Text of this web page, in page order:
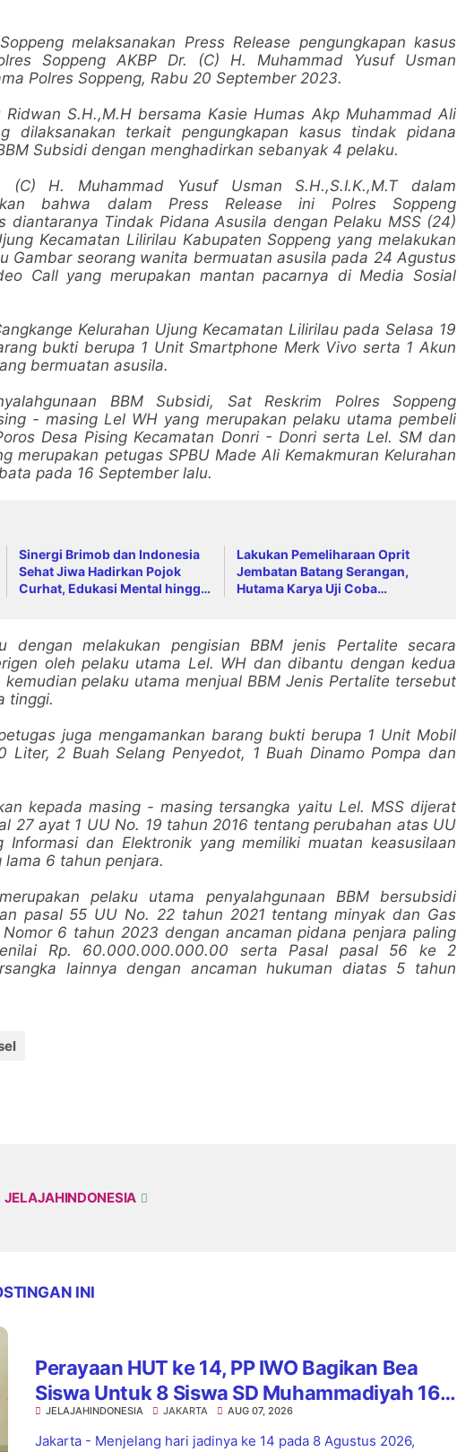
melaksanakan Press Release pengungkapan kasus
Soppeng AKBP Dr. (C) H. Muhammad Yusuf Usman
Polres Soppeng, Rabu 20 September 2023.
S.H.,M.H bersama Kasie Humas Akp Muhammad Ali
dilaksanakan terkait pengungkapan kasus tindak pidana
Subsidi dengan menghadirkan sebanyak 4 pelaku.
(C) H. Muhammad Yusuf Usman S.H.,S.I.K.,M.T dalam
bahwa dalam Press Release ini Polres Soppeng
diantaranya Tindak Pidana Asusila dengan Pelaku MSS (24)
Kecamatan Lilirilau Kabupaten Soppeng yang melakukan
Gambar seorang wanita bermuatan asusila pada 24 Agustus
Call yang merupakan mantan pacarnya di Media Sosial
Kelurahan Ujung Kecamatan Lilirilau pada Selasa 19
bukti berupa 1 Unit Smartphone Merk Vivo serta 1 Akun
bermuatan asusila.
BBM Subsidi, Sat Reskrim Polres Soppeng
- masing Lel WH yang merupakan pelaku utama pembeli
Desa Pising Kecamatan Donri - Donri serta Lel. SM dan
merupakan petugas SPBU Made Ali Kemakmuran Kelurahan
pada 16 September lalu.
Sinergi Brimob dan Indonesia
Sehat Jiwa Hadirkan Pojok
Curhat, Edukasi Mental hingga
Lakukan Pemeliharaan Oprit
Jembatan Batang Serangan,
Hutama Karya Uji Coba
dengan melakukan pengisian BBM jenis Pertalite secara
oleh pelaku utama Lel. WH dan dibantu dengan kedua
pelaku utama menjual BBM Jenis Pertalite tersebut
tinggi.
juga mengamankan barang bukti berupa 1 Unit Mobil
Liter, 2 Buah Selang Penyedot, 1 Buah Dinamo Pompa dan
kepada masing - masing tersangka yaitu Lel. MSS dijerat
27 ayat 1 UU No. 19 tahun 2016 tentang perubahan atas UU
dan Elektronik yang memiliki muatan keasusilaan
6 tahun penjara.
pelaku utama penyalahgunaan BBM bersubsidi
pasal 55 UU No. 22 tahun 2021 tentang minyak dan Gas
6 tahun 2023 dengan ancaman pidana penjara paling
Rp. 60.000.000.000.00 serta Pasal pasal 56 ke 2
lainnya dengan ancaman hukuman diatas 5 tahun
JELAJAHINDONESIA
INI
Perayaan HUT ke 14, PP IWO Bagikan Bea
Siswa Untuk 8 Siswa SD Muhammadiyah 16
Jaksel
JELAJAHINDONESIA JAKARTA AUG 07, 2026
Jakarta - Menjelang hari jadinya ke 14 pada 8 Agustus 2026,